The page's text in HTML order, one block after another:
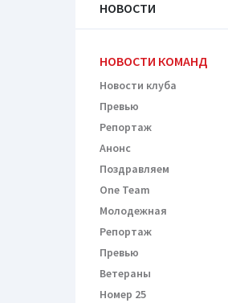
НОВОСТИ
НОВОСТИ КОМАНД
Новости клуба
Превью
Репортаж
Анонс
Поздравляем
One Team
Молодежная
Репортаж
Превью
Ветераны
Номер 25